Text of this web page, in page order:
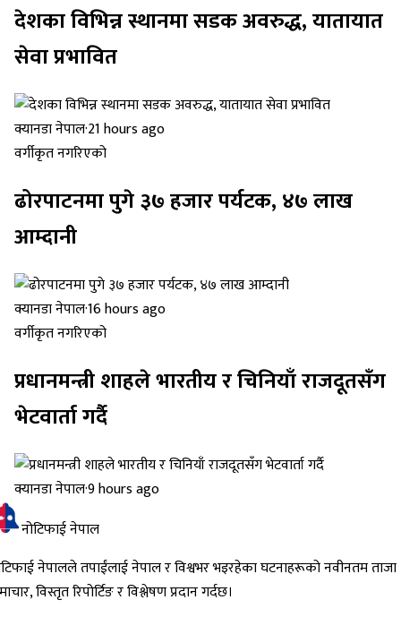
देशका विभिन्न स्थानमा सडक अवरुद्ध, यातायात
सेवा प्रभावित
क्यानडा नेपाल·21 hours ago
वर्गीकृत नगरिएको
ढोरपाटनमा पुगे ३७ हजार पर्यटक, ४७ लाख
आम्दानी
क्यानडा नेपाल·16 hours ago
वर्गीकृत नगरिएको
प्रधानमन्त्री शाहले भारतीय र चिनियाँ राजदूतसँग
भेटवार्ता गर्दै
क्यानडा नेपाल·9 hours ago
नोटिफाई नेपाल
नेपालले तपाईंलाई नेपाल र विश्वभर भइरहेका घटनाहरूको नवीनतम ताजा
विस्तृत रिपोर्टिङ र विश्लेषण प्रदान गर्दछ।